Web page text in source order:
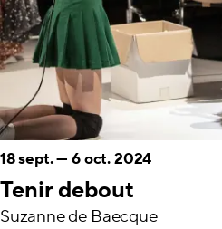
Tenir debout
18 sept.—6 oct. 2024
Suzanne de Baecque